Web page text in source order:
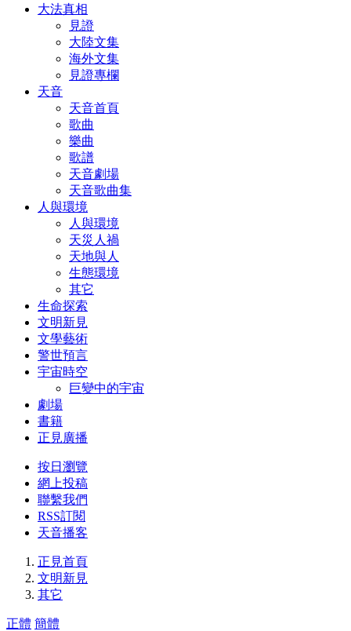
大法真相
見證
大陸文集
海外文集
見證專欄
天音
天音首頁
歌曲
樂曲
歌譜
天音劇場
天音歌曲集
人與環境
人與環境
天災人禍
天地與人
生態環境
其它
生命探索
文明新見
文學藝術
警世預言
宇宙時空
巨變中的宇宙
劇場
書籍
正見廣播
按日瀏覽
網上投稿
聯繫我們
RSS訂閱
天音播客
正見首頁
文明新見
其它
正體 簡體